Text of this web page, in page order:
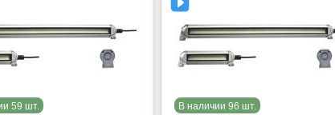
59 шт. В наличии 96 шт.